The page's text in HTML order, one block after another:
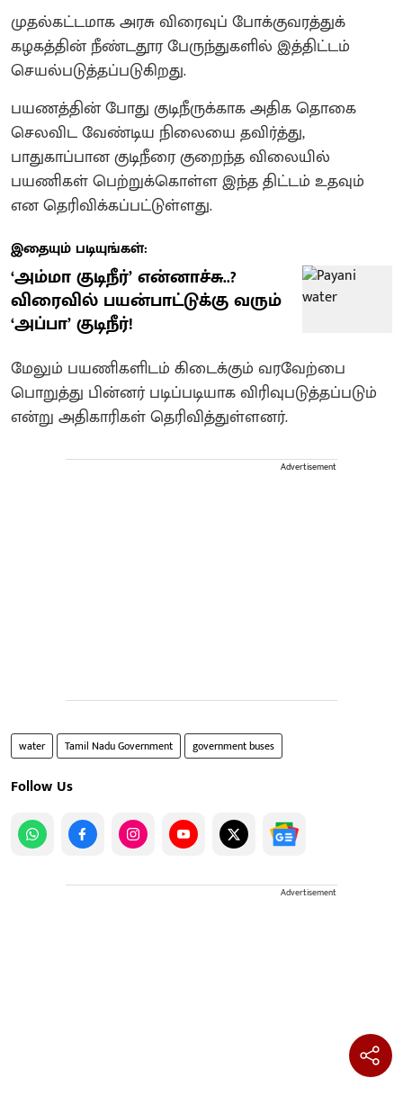
முதல்கட்டமாக அரசு விரைவுப் போக்குவரத்துக்
கழகத்தின் நீண்டதூர பேருந்துகளில் இத்திட்டம்
செயல்படுத்தப்படுகிறது.
பயணத்தின் போது குடிநீருக்காக அதிக தொகை
செலவிட வேண்டிய நிலையை தவிர்த்து,
பாதுகாப்பான குடிநீரை குறைந்த விலையில்
பயணிகள் பெற்றுக்கொள்ள இந்த திட்டம் உதவும்
என தெரிவிக்கப்பட்டுள்ளது.
இதையும் படியுங்கள்:
‘அம்மா குடிநீர்’ என்னாச்சு..?
விரைவில் பயன்பாட்டுக்கு வரும்
‘அப்பா’ குடிநீர்!
மேலும் பயணிகளிடம் கிடைக்கும் வரவேற்பை
பொறுத்து பின்னர் படிப்படியாக விரிவுபடுத்தப்படும்
என்று அதிகாரிகள் தெரிவித்துள்ளனர்.
Advertisement
water Tamil Nadu Government government buses
Follow Us
Advertisement